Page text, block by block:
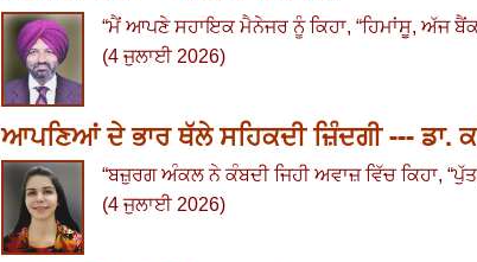
“ਮੈਂ ਆਪਣੇ ਸਹਾਇਕ ਮੈਨੇਜਰ ਨੂੰ ਕਿਹਾ, “ਹਿਮਾਂਸੂ, ਅੱਜ
(4 ਜੁਲਾਈ 2026)
ਆਪਣਿਆਂ ਦੇ ਭਾਰ ਥੱਲੇ ਸਹਿਕਦੀ ਜ਼ਿੰਦਗੀ --- ਡਾ.
“ਬਜ਼ੁਰਗ ਅੰਕਲ ਨੇ ਕੰਬਦੀ ਜਿਹੀ ਅਵਾਜ਼ ਵਿੱਚ ਕਿਹਾ, “ਪੁੱਤ
(4 ਜੁਲਾਈ 2026)